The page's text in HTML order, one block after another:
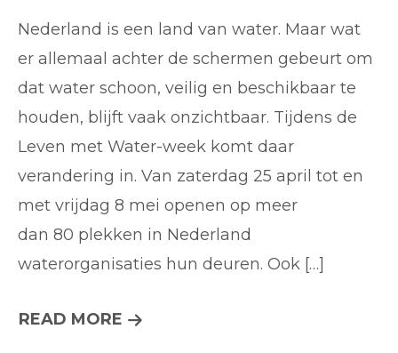
NASSAU
GOUDSE
VOORVECHTER
DOVEN
KONINKLIJK
ONDERSCHEIDEN
Nederland is een land van water. Maar wat
er allemaal achter de schermen gebeurt om
dat water schoon, veilig en beschikbaar te
houden, blijft vaak onzichtbaar. Tijdens de
Leven met Water-week komt daar
verandering in. Van zaterdag 25 april tot en
met vrijdag 8 mei openen op meer
dan 80 plekken in Nederland
waterorganisaties hun deuren. Ook […]
READ MORE DUIK